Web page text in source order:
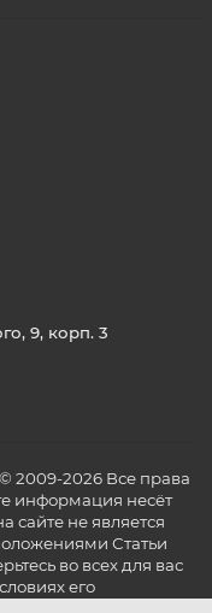
9, корп. 3
2009-2026 Все права
информация несёт
сайте не является
Статьи
во всех для вас
его